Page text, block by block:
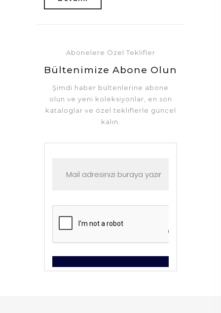
Abonelere Özel Teklifler
Bültenimize Abone Olun
Şimdi haber bültenlerine abone
olun ve yeni koleksiyonlar, en son
kataloglar ve özel tekliflerle güncel
kalın.